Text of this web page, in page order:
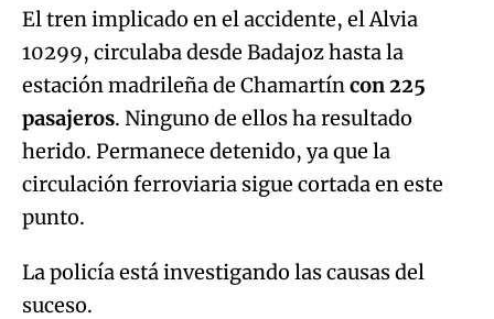
El tren implicado en el accidente, el Alvia
10299, circulaba desde Badajoz hasta la
estación madrileña de Chamartíncon 225
pasajeros. Ninguno de ellos ha resultado
herido. Permanece detenido, ya que la
circulación ferroviaria sigue cortada en este
punto.
La policía está investigando las causas del
suceso.